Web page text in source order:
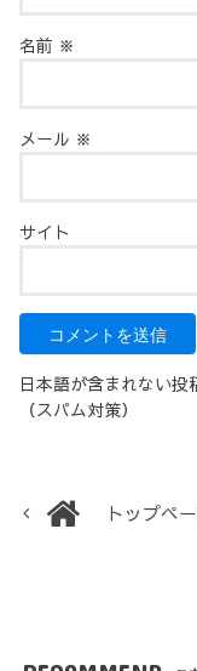
名前 ※
メール ※
サイト
日本語が含まれない投
（スパム対策）
トップペ